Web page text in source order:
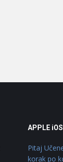
APPLE iOS
Pitaj
korak po